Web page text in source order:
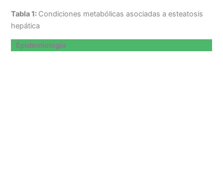
Tabla 1: Condiciones metabólicas asociadas a esteatosis
hepática
Epidemiología